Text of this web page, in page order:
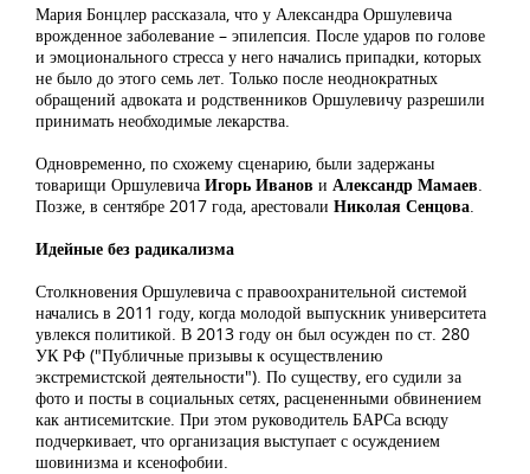
Мария Бонцлер рассказала, что у Александра Оршулевича
врожденное заболевание – эпилепсия. После ударов по голове
и эмоционального стресса у него начались припадки, которых
не было до этого семь лет. Только после неоднократных
обращений адвоката и родственников Оршулевичу разрешили
принимать необходимые лекарства.
Одновременно, по схожему сценарию, были задержаны
товарищи Оршулевича Игорь Иванов и Александр Мамаев
Позже, в сентябре 2017 года, арестовали Николая Сенцова
Идейные без радикализма
Столкновения Оршулевича с правоохранительной системой
начались в 2011 году, когда молодой выпускник университета
увлекся политикой. В 2013 году он был осужден по ст. 280
УК РФ ("Публичные призывы к осуществлению
экстремистской деятельности"). По существу, его судили за
фото и посты в социальных сетях, расцененными обвинением
как антисемитские. При этом руководитель БАРСа всюду
подчеркивает, что организация выступает с осуждением
шовинизма и ксенофобии.